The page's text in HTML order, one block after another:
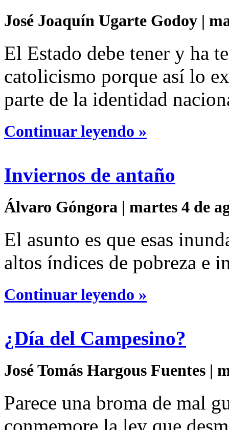
José Joaquín Ugarte Godoy |
El Estado debe tener y ha
catolicismo porque así lo
parte de la identidad
Continuar leyendo »
Inviernos de antaño
Álvaro Góngora | martes 4 de
El asunto es que esas
altos índices de pobreza e
Continuar leyendo »
¿Día del Campesino?
José Tomás Hargous Fuentes |
Parece una broma de mal